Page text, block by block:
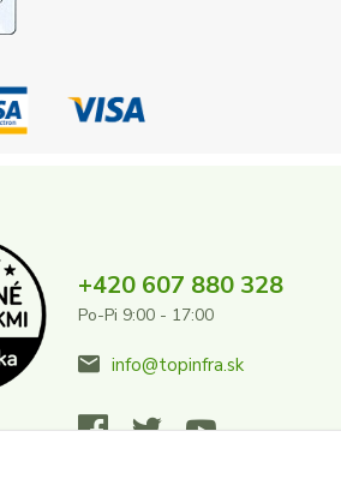
+420 607 880 328
Po-Pi 9:00 - 17:00
info@topinfra.sk